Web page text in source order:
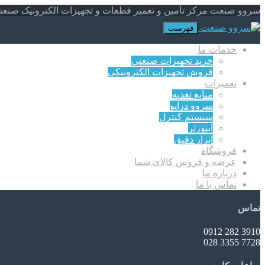
سروو صنعت مرکز تأمین و تعمیر قطعات و تجهیزات الکترونیک
فهرست
خدمات ما
خرید تجهیزات صنعتی
فروش تجهیزات الکترونیکی
تعمیرات
منابع تغذیه
سروو درایو
سیستم کنترل
اینورتر
ابزار دقیق
فروشگاه
عرضه و فروش کالای شما
درباره ما
تماس با ما
تماس
3910 282 0912
7728 3355 028